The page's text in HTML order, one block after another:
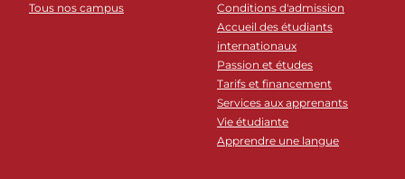
Tous nos campus
Conditions d'admission
Accueil des étudiants
internationaux
Passion et études
Tarifs et financement
Services aux apprenants
Vie étudiante
Apprendre une langue